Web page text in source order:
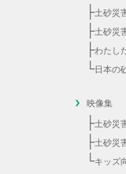
├土砂災
├土砂災
├わたし
└日本の
映像集
├土砂災
├土砂災
└キッズ